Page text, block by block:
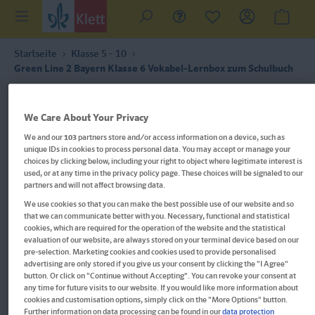
Startseite
Klasse 5 - 10
Green Line 2 Bayern Klasse 6 Vokabel-Lernbox zum Schulbuch
We Care About Your Privacy
We and our103partners store and/or access information on a device, such as
unique IDs in cookies to process personal data. You may accept or manage your
choices by clicking below, including your right to object where legitimate interest is
used, or at any time in the privacy policy page. These choices will be signaled to our
partners and will not affect browsing data.
We use cookies so that you can make the best possible use of our website and so
that we can communicate better with you. Necessary, functional and statistical
cookies, which are required for the operation of the website and the statistical
evaluation of our website, are always stored on your terminal device based on our
pre-selection. Marketing cookies and cookies used to provide personalised
advertising are only stored if you give us your consent by clicking the "I Agree"
button. Or click on "Continue without Accepting". You can revoke your consent at
any time for future visits to our website. If you would like more information about
cookies and customisation options, simply click on the "More Options" button.
Further information on data processing can be found in ourdata protection